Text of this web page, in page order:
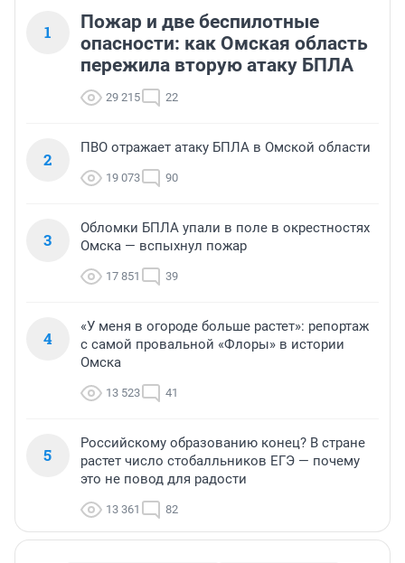
1
Пожар и две беспилотные
опасности: как Омская область
пережила вторую атаку БПЛА
29 215 22
2
ПВО отражает атаку БПЛА в Омской области
19 073 90
3
Обломки БПЛА упали в поле в окрестностях
Омска — вспыхнул пожар
17 851 39
4
«У меня в огороде больше растет»: репортаж
с самой провальной «Флоры» в истории
Омска
13 523 41
5
Российскому образованию конец? В стране
растет число стобалльников ЕГЭ — почему
это не повод для радости
13 361 82